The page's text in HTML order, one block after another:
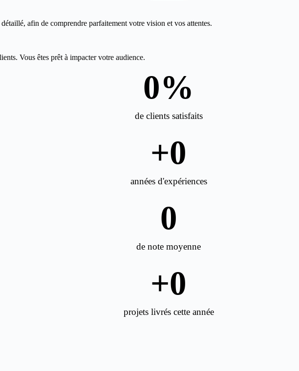
afin de comprendre parfaitement votre vision et vos attentes.
Vous êtes prêt à impacter votre audience.
de clients satisfaits
0%
années d'expériences
+0
de note moyenne
0
projets livrés cette année
+0